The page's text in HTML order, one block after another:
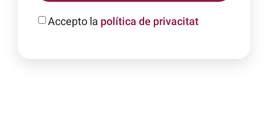
Accepto la política de privacitat